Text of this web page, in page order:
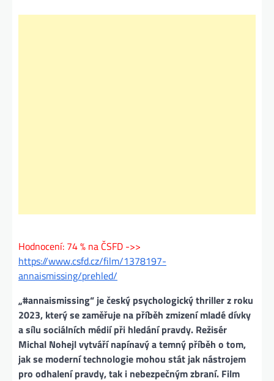
Hodnocení: 74 % na ČSFD ->>
https://www.csfd.cz/film/1378197-
annaismissing/prehled/
„#annaismissing“ je český psychologický thriller z roku
2023, který se zaměřuje na příběh zmizení mladé dívky
a sílu sociálních médií při hledání pravdy. Režisér
Michal Nohejl vytváří napínavý a temný příběh o tom,
jak se moderní technologie mohou stát jak nástrojem
pro odhalení pravdy, tak i nebezpečným zbraní. Film